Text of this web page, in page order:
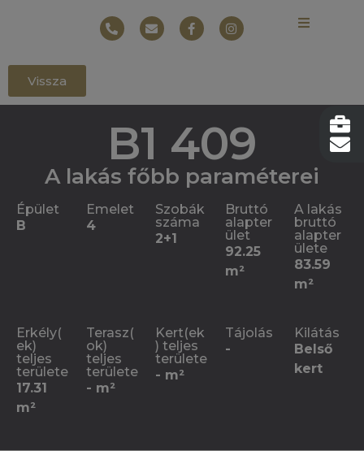
Vissza
B1 409
A lakás főbb paraméterei
Épület
B
Emelet
4
Szobák
száma
2+1
Bruttó
alapter
ület
92.25
m²
A lakás
bruttó
alapter
ülete
83.59
m²
Erkély(
ek)
teljes
területe
17.31
m²
Terasz(
ok)
teljes
területe
- m²
Kert(ek
) teljes
területe
- m²
Tájolás
-
Kilátás
Belső
kert